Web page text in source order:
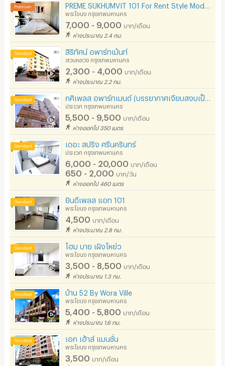
พระโขนง กรุงเทพมหานคร
7,000 - 9,000 บาท/เดือน
ห่างประมาณ 2.4 กม.
สิริทัศน์ อพาร์ทเม้นท์
สวนหลวง กรุงเทพมหานคร
2,300 - 4,000 บาท/เดือน
ห่างประมาณ 2.2 กม.
ประเวศ กรุงเทพมหานคร
5,500 - 9,500 บาท/เดือน
ห่างออกไป 350 เมตร
เดอะ สปริง ศรีนครินทร์
ประเวศ กรุงเทพมหานคร
6,000 - 20,000 บาท/เดือน
650 - 2,000 บาท/วัน
ห่างออกไป 460 เมตร
ยินดีเพลส แอท 101
พระโขนง กรุงเทพมหานคร
4,500 บาท/เดือน
ห่างประมาณ 2.8 กม.
โฮม บาย เผิงโหย่ว
พระโขนง กรุงเทพมหานคร
3,500 - 8,500 บาท/เดือน
ห่างประมาณ 1.3 กม.
บ้าน 52 By Wora Ville
พระโขนง กรุงเทพมหานคร
5,400 - 5,800 บาท/เดือน
ห่างประมาณ 1.6 กม.
เอก เฮ้าส์ แมนชั่น
พระโขนง กรุงเทพมหานคร
3,500 บาท/เดือน